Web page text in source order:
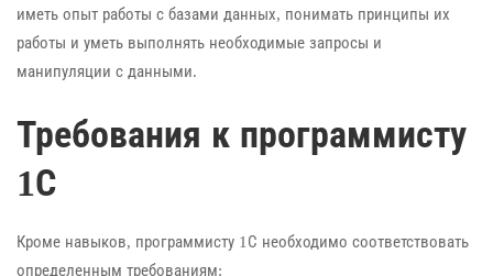
иметь опыт работы с базами данных, понимать принципы их
работы и уметь выполнять необходимые запросы и
манипуляции с данными.
Требования к программисту
1С
Кроме навыков, программисту 1С необходимо соответствовать
определенным требованиям: